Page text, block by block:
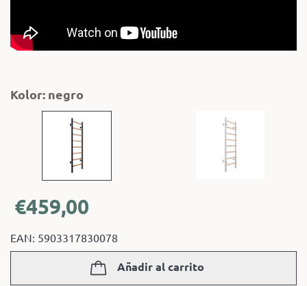
Kolor: negro
€459,00
EAN: 5903317830078
Añadir al carrito